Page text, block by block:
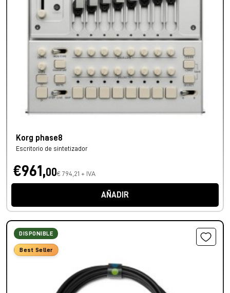
Korg phase8
Escritorio de sintetizador
€961,00€ 794,21 + IVA
AÑADIR
DISPONIBLE
Best Seller